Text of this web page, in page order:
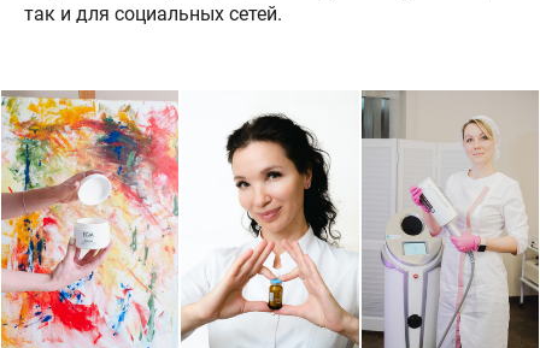
так и для социальных сетей.